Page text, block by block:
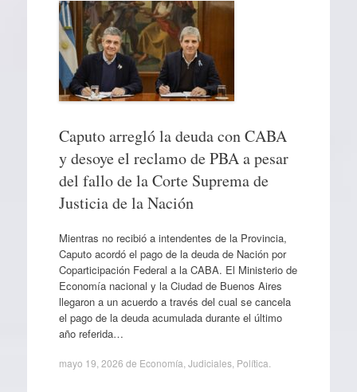
Caputo arregló la deuda con CABA
y desoye el reclamo de PBA a pesar
del fallo de la Corte Suprema de
Justicia de la Nación
Mientras no recibió a intendentes de la Provincia,
Caputo acordó el pago de la deuda de Nación por
Coparticipación Federal a la CABA. El Ministerio de
Economía nacional y la Ciudad de Buenos Aires
llegaron a un acuerdo a través del cual se cancela
el pago de la deuda acumulada durante el último
año referida…
mayo 19, 2026 de Economía Judiciales, Política